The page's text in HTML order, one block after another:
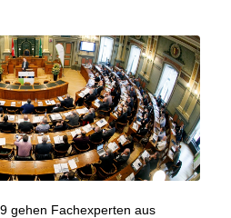
gehen Fachexperten aus